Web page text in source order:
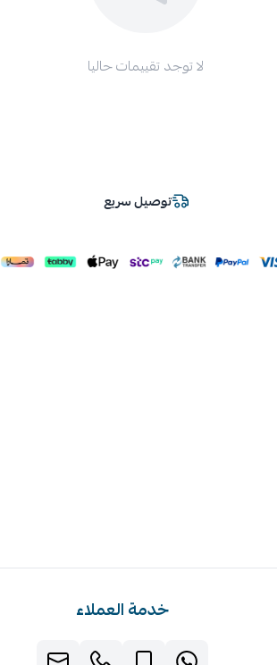
لا توجد تقييمات حاليا
توصيل سريع
خدمة العملاء